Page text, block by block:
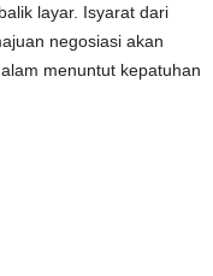
layar. Isyarat dari
negosiasi akan
menuntut kepatuhan